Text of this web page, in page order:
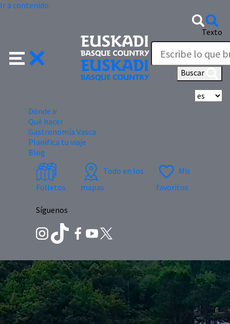
Ir a contenido
Texto
Buscar
Dónde ir
Qué hacer
Gastronomía Vasca
Planifica tu viaje
Blog
Folletos
Todo en los
mapas
Mis
favoritos
Síguenos